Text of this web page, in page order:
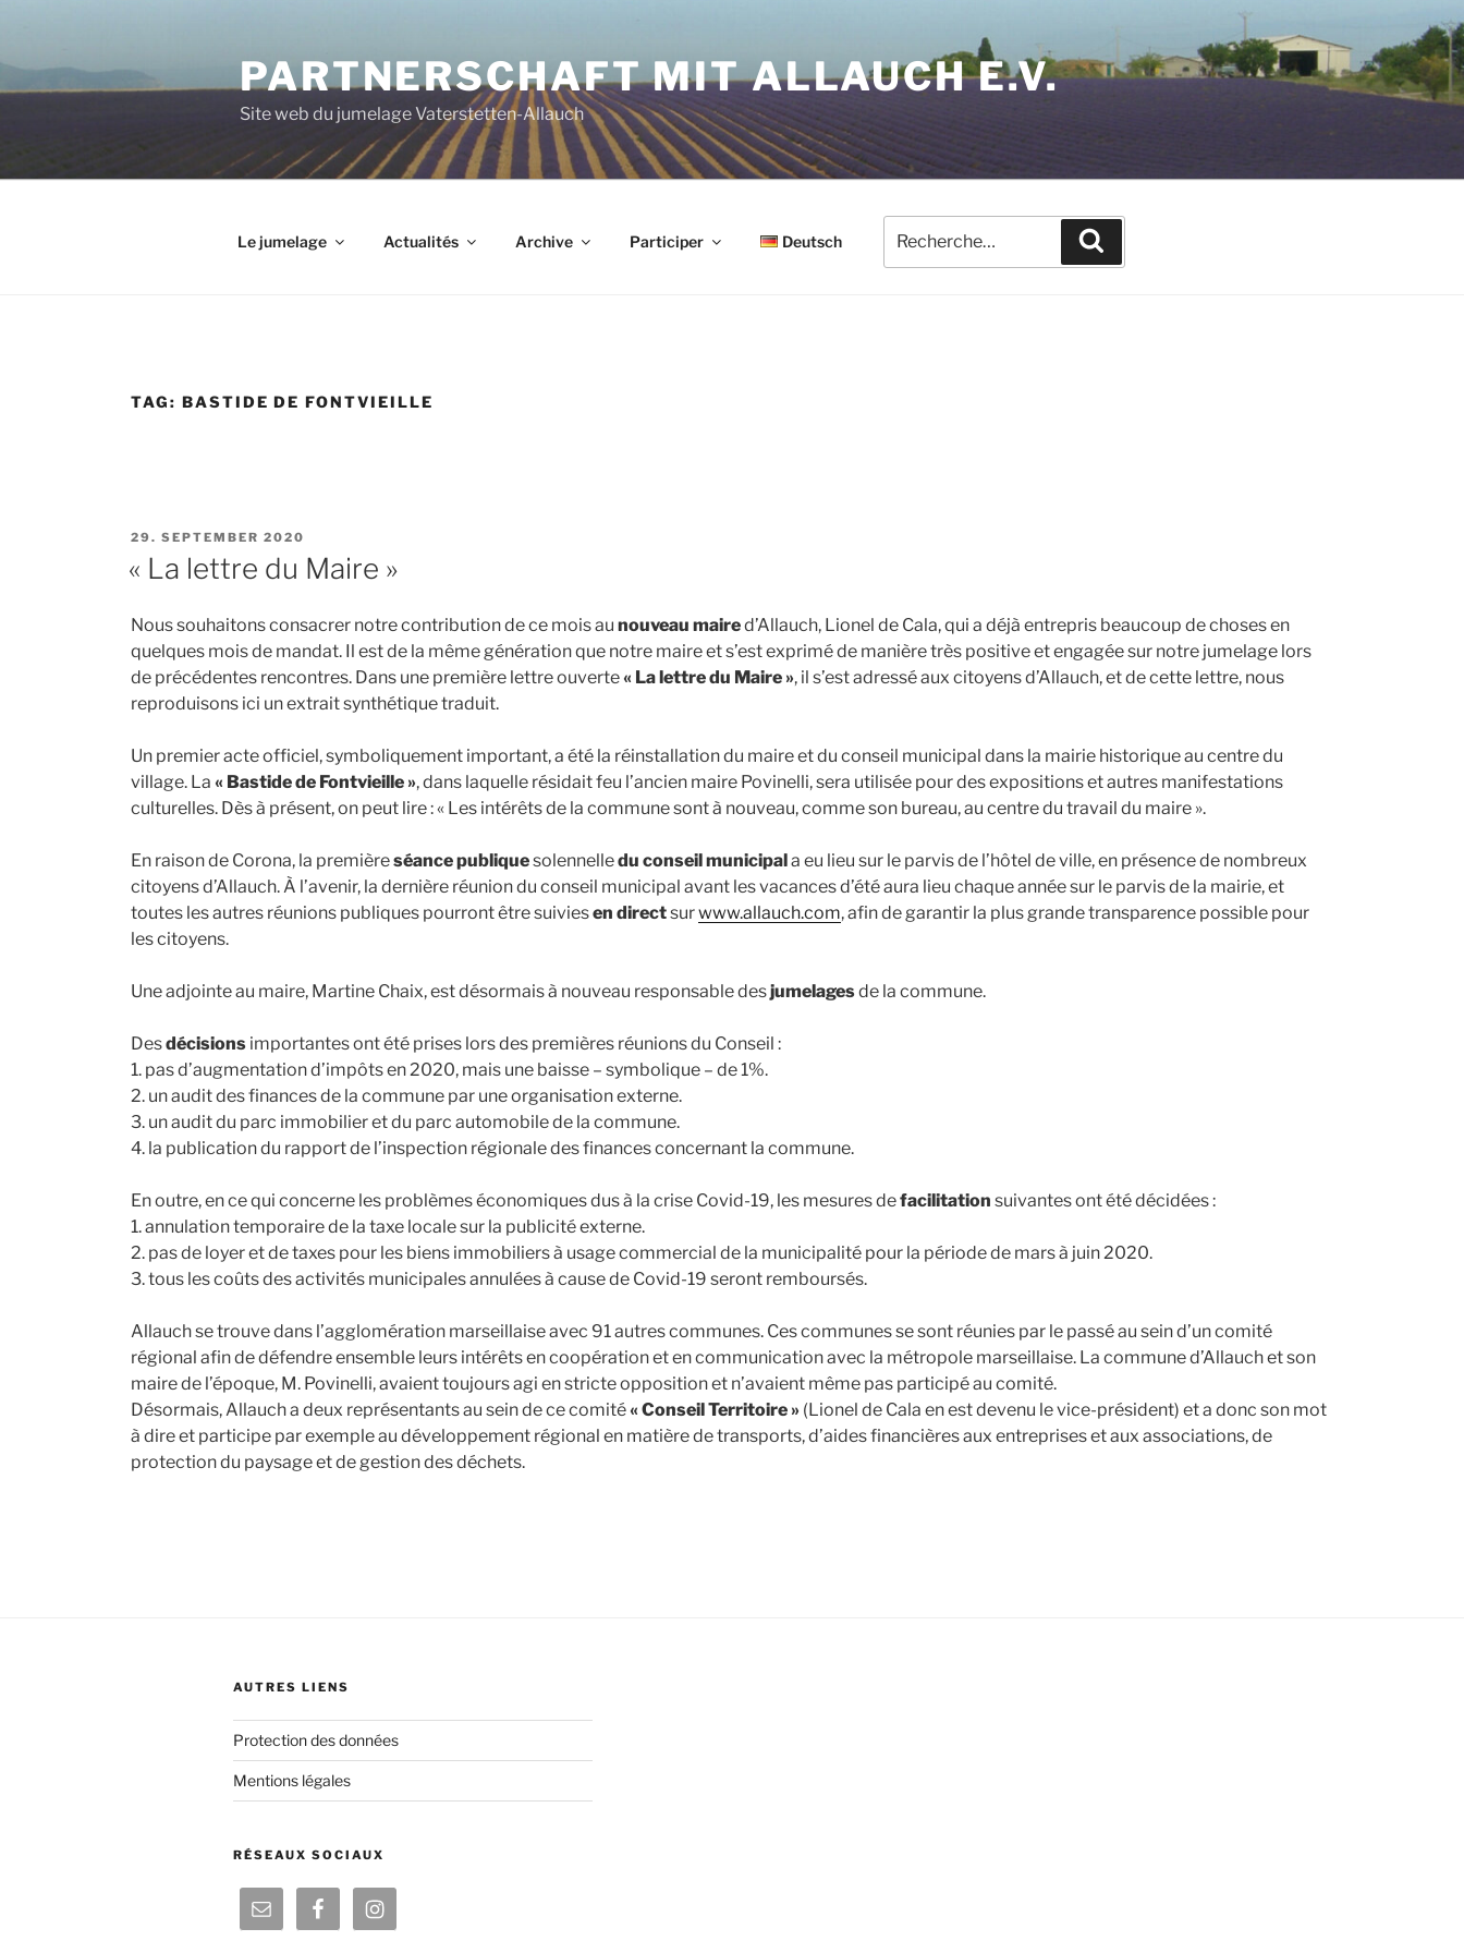
contenu
principal
PARTNERSCHAFT MIT ALLAUCH E.V.
Site web du jumelage Vaterstetten-Allauch
Le jumelage Actualités Archive Participer Deutsch
pour
:
TAG: BASTIDE DE FONTVIEILLE
PUBLIÉ
29. SEPTEMBER 2020
« La lettre du Maire »
Nous souhaitons consacrer notre contribution de ce mois au nouveau maired’Allauch, Lionel de Cala, qui a déjà entrepris beaucoup de choses en
quelques mois de mandat. Il est de la même génération que notre maire et s’est exprimé de manière très positive et engagée sur notre jumelage lors
de précédentes rencontres. Dans une première lettre ouverte « La lettre du Maire », il s’est adressé aux citoyens d’Allauch, et de cette lettre, nous
reproduisons ici un extrait synthétique traduit.
Un premier acte officiel, symboliquement important, a été la réinstallation du maire et du conseil municipal dans la mairie historique au centre du
village. La « Bastide de Fontvieille », dans laquelle résidait feu l’ancien maire Povinelli, sera utilisée pour des expositions et autres manifestations
culturelles. Dès à présent, on peut lire : « Les intérêts de la commune sont à nouveau, comme son bureau, au centre du travail du maire ».
En raison de Corona, la premièreséance publiquesolennelledu conseil municipala eu lieu sur le parvis de l’hôtel de ville, en présence de nombreux
citoyens d’Allauch. À l’avenir, la dernière réunion du conseil municipal avant les vacances d’été aura lieu chaque année sur le parvis de la mairie, et
toutes les autres réunions publiques pourront être suiviesen directsurwww.allauch.com, afin de garantir la plus grande transparence possible pour
les citoyens.
Une adjointe au maire, Martine Chaix, est désormais à nouveau responsable desjumelagesde la commune.
Desdécisions importantes ont été prises lors des premières réunions du Conseil :
1. pas d’augmentation d’impôts en 2020, mais une baisse – symbolique – de 1%.
2. un audit des finances de la commune par une organisation externe.
3. un audit du parc immobilier et du parc automobile de la commune.
4. la publication du rapport de l’inspection régionale des finances concernant la commune.
En outre, en ce qui concerne les problèmes économiques dus à la crise Covid-19, les mesures defacilitation suivantes ont été décidées :
1. annulation temporaire de la taxe locale sur la publicité externe.
2. pas de loyer et de taxes pour les biens immobiliers à usage commercial de la municipalité pour la période de mars à juin 2020.
3. tous les coûts des activités municipales annulées à cause de Covid-19 seront remboursés.
Allauch se trouve dans l’agglomération marseillaise avec 91 autres communes. Ces communes se sont réunies par le passé au sein d’un comité
régional afin de défendre ensemble leurs intérêts en coopération et en communication avec la métropole marseillaise. La commune d’Allauch et son
maire de l’époque, M. Povinelli, avaient toujours agi en stricte opposition et n’avaient même pas participé au comité.
Désormais, Allauch a deux représentants au sein de ce comité « Conseil Territoire » (Lionel de Cala en est devenu le vice-président) et a donc son mot
à dire et participe par exemple au développement régional en matière de transports, d’aides financières aux entreprises et aux associations, de
protection du paysage et de gestion des déchets.
AUTRES LIENS
Protection des données
Mentions légales
RÉSEAUX SOCIAUX